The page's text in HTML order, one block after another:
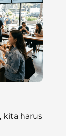
kita harus